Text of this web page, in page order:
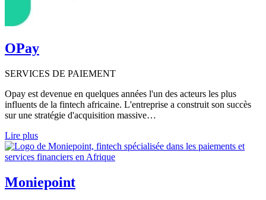
OPay
SERVICES DE PAIEMENT
Opay est devenue en quelques années l'un des acteurs les plus
influents de la fintech africaine. L'entreprise a construit son succès
sur une stratégie d'acquisition massive…
Lire plus
Moniepoint